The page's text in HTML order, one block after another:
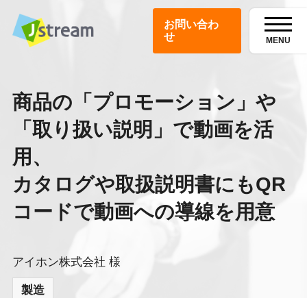
お問い合わ
せ
MENU
商品の「プロモーション」や
「取り扱い説明」で動画を活
用、
カタログや取扱説明書にもQR
コードで動画への導線を用意
アイホン株式会社 様
製造